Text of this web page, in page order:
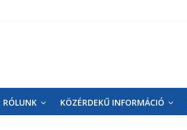
RÓLUNK KÖZÉRDEKŰ INFORMÁCIÓ